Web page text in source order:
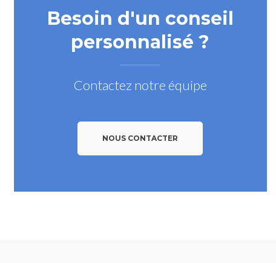
Besoin d'un conseil
personnalisé ?
Contactez notre équipe
NOUS CONTACTER